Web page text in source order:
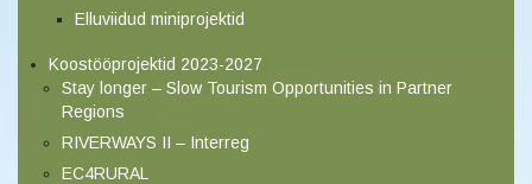
Elluviidud miniprojektid
Koostööprojektid 2023-2027
Stay longer – Slow Tourism Opportunities in Partner
Regions
RIVERWAYS II – Interreg
EC4RURAL